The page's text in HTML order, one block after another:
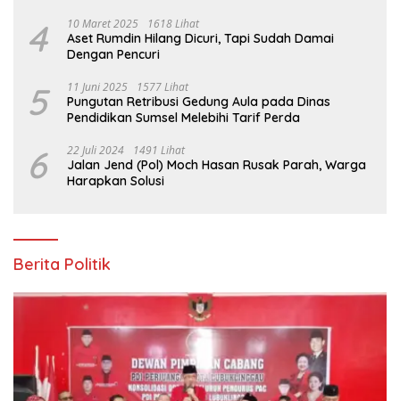
4 10 Maret 2025 1618 Lihat
Aset Rumdin Hilang Dicuri, Tapi Sudah Damai
Dengan Pencuri
5 11 Juni 2025 1577 Lihat
Pungutan Retribusi Gedung Aula pada Dinas
Pendidikan Sumsel Melebihi Tarif Perda
6 22 Juli 2024 1491 Lihat
Jalan Jend (Pol) Moch Hasan Rusak Parah, Warga
Harapkan Solusi
Berita Politik